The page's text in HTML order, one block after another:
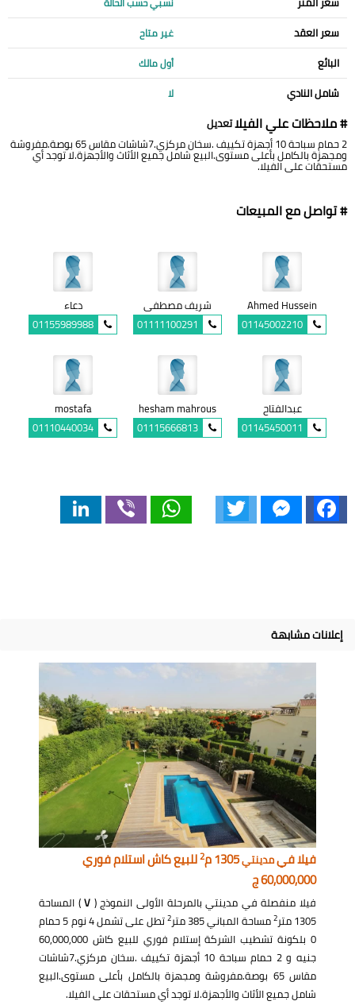
سعر العقد غير متاح
البائع أول مالك
شامل النادي لا
# ملاحظات علي الفيلاتعديل
2 حمام سباحة 10 أجهزة تكييف .سخان مركزي.7شاشات مقاس 65 بوصة.مفروشة
ومجهزة بالكامل بأعلى مستوى.البيع شامل جميع الأثاث والأجهزة.لا توجد أي
مستحقات على الفيلا.
# تواصل مع المبيعات
Ahmed Hussein
01145002210
شريف مصطفى
01111100291
دعاء
01155989988
عبدالفتاح
01145450011
hesham mahrous
01115666813
mostafa
01110440034
Facebook
Messenger
Twitter
WhatsApp
Viber
LinkedIn
إعلانات مشابهة
فيلا فيمدينتي1305 م 2للبيع كاش استلام فوري
60,000,000 ج
فيلا منفصلة في مدينتي بالمرحلة الأولى النموذج ( V) المساحة
1305 متر
2مساحة المباني 385 متر 2
تطل على تشمل 4 نوم 5 حمام
0 بلكونة تشطيب الشركة إستلام فوري للبيع كاش 60,000,000
جنيه و 2 حمام سباحة 10 أجهزة تكييف .سخان مركزي.7شاشات
مقاس 65 بوصة.مفروشة ومجهزة بالكامل بأعلى مستوى.البيع
شامل جميع الأثاث والأجهزة.لا توجد أي مستحقات على الفيلا.